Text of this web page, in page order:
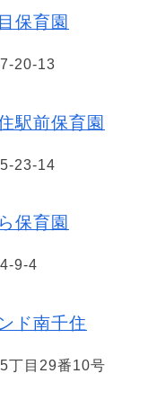
保育園
20-13
駅前保育園
23-14
保育園
9-4
ド南千住
丁目29番10号